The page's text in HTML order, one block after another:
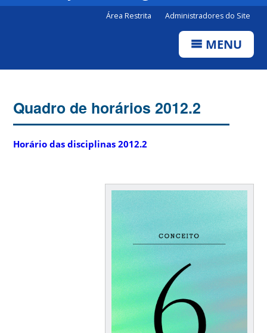
Área Restrita Administradores do Site
MENU
Quadro de horários 2012.2
Horário das disciplinas 2012.2